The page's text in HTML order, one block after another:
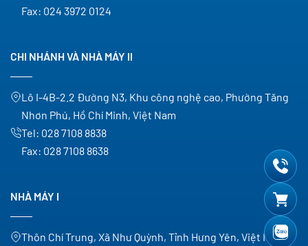
Fax: 024 3972 0124
CHI NHÁNH VÀ NHÀ MÁY II
Lô I-4B-2.2 Đường N3, Khu công nghệ cao, Phường Tăng
Nhơn Phú, Hồ Chí Minh, Việt Nam
Tel: 028 7108 8838
Fax: 028 7108 8638
NHÀ MÁY I
Thôn Chí Trung, Xã Như Quỳnh, Tỉnh Hưng Yên, Việt Nam